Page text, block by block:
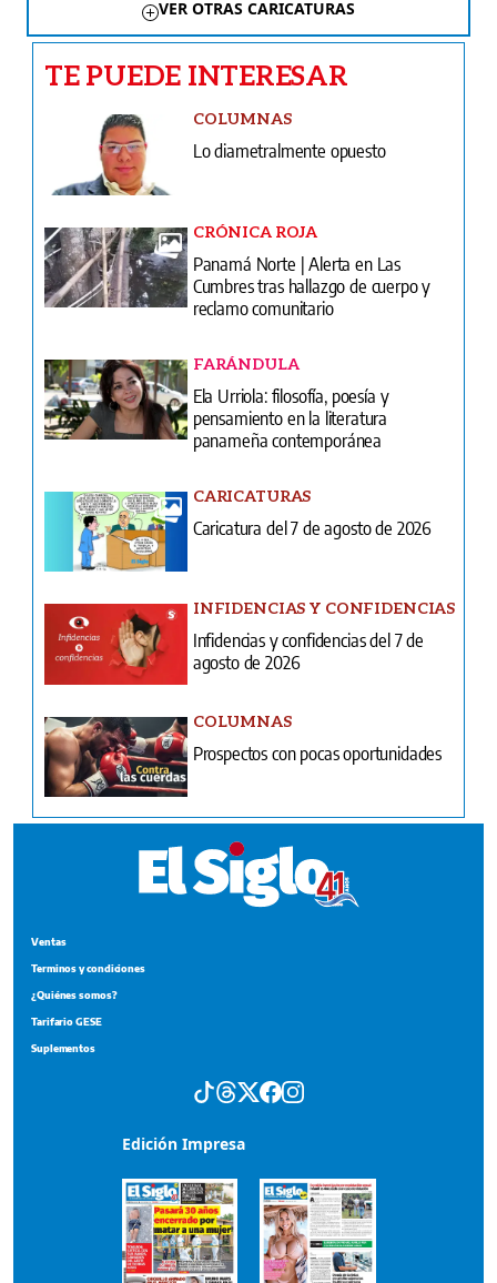
VER OTRAS CARICATURAS
TE PUEDE INTERESAR
COLUMNAS
Lo diametralmente opuesto
CRÓNICA ROJA
Panamá Norte | Alerta en Las
Cumbres tras hallazgo de cuerpo y
reclamo comunitario
FARÁNDULA
Ela Urriola: filosofía, poesía y
pensamiento en la literatura
panameña contemporánea
CARICATURAS
Caricatura del 7 de agosto de 2026
INFIDENCIAS Y CONFIDENCIAS
Infidencias y confidencias del 7 de
agosto de 2026
COLUMNAS
Prospectos con pocas oportunidades
Ventas
Terminos y condiciones
¿Quiénes somos?
Tarifario GESE
Suplementos
Edición Impresa